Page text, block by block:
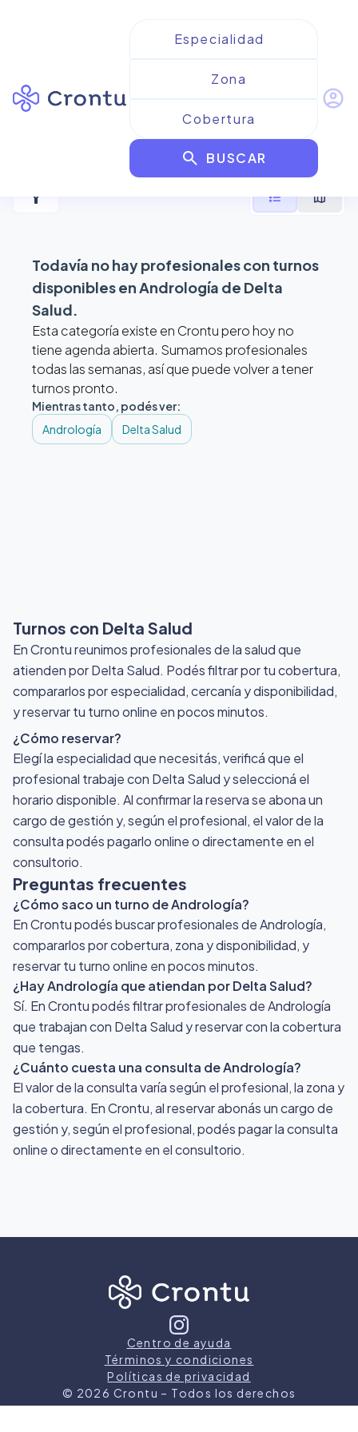
search BUSCAR
account_circle
Resultados paraAndrología
de Delta Salud
filter_alt format_list_bulleted map
Todavía no hay profesionales con turnos
disponibles enAndrología de Delta
Salud.
Esta categoría existe en Crontu pero hoy no
tiene agenda abierta. Sumamos profesionales
todas las semanas, así que puede volver a tener
turnos pronto.
Mientras tanto, podés ver:
Andrología
Delta Salud
Turnos con Delta Salud
En Crontu reunimos profesionales de la salud que
atienden por Delta Salud. Podés filtrar por tu cobertura,
compararlos por especialidad, cercanía y disponibilidad,
y reservar tu turno online en pocos minutos.
¿Cómo reservar?
Elegí la especialidad que necesitás, verificá que el
profesional trabaje con Delta Salud y seleccioná el
horario disponible. Al confirmar la reserva se abona un
cargo de gestión y, según el profesional, el valor de la
consulta podés pagarlo online o directamente en el
consultorio.
Preguntas frecuentes
¿Cómo saco un turno de Andrología?
En Crontu podés buscar profesionales de Andrología,
compararlos por cobertura, zona y disponibilidad, y
reservar tu turno online en pocos minutos.
¿Hay Andrología que atiendan por Delta Salud?
Sí. En Crontu podés filtrar profesionales de Andrología
que trabajan con Delta Salud y reservar con la cobertura
que tengas.
¿Cuánto cuesta una consulta de Andrología?
El valor de la consulta varía según el profesional, la zona y
la cobertura. En Crontu, al reservar abonás un cargo de
gestión y, según el profesional, podés pagar la consulta
online o directamente en el consultorio.
Centro de ayuda
Términos y condiciones
Políticas de privacidad
© 2026 Crontu – Todos los derechos
reservados